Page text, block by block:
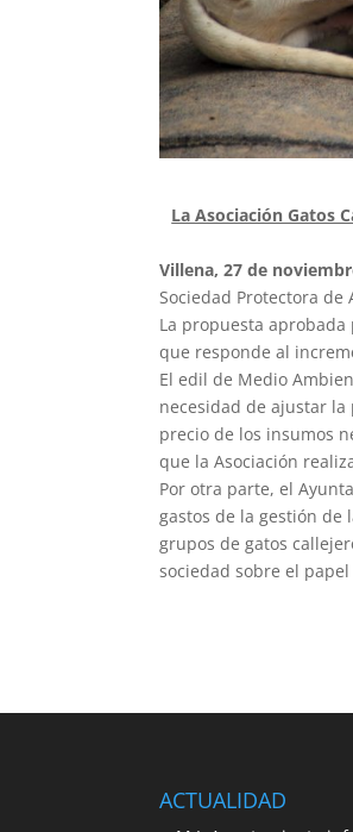
La Asociación Gatos
Villena, 27 de
Sociedad Protectora
La propuesta
que responde al
El edil de Medio
necesidad de ajustar
precio de los insumos
que la Asociación
Por otra parte, el
gastos de la gestión de
grupos de gatos
sociedad sobre el
ACTUALIDAD